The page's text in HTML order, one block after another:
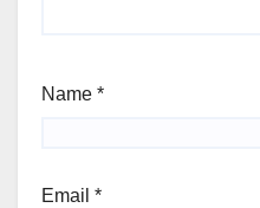
Name *
Email *